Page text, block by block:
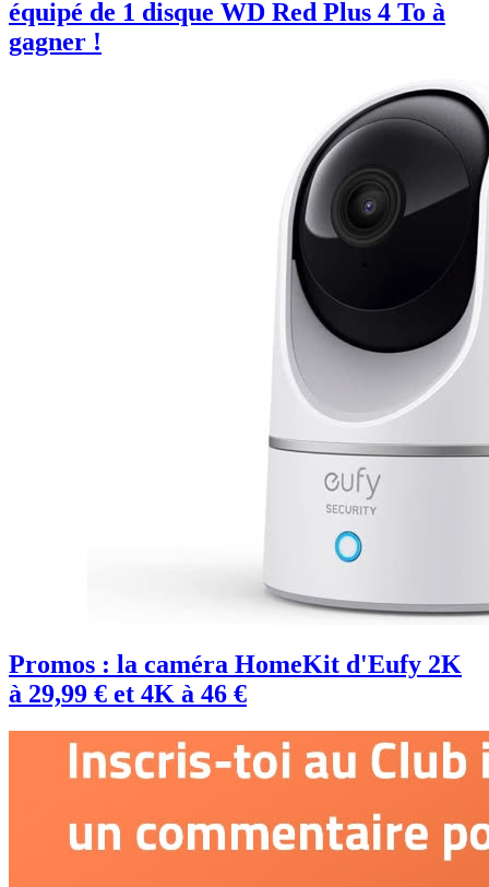
équipé de 1 disque WD Red Plus 4 To à
gagner !
Promos : la caméra HomeKit d'Eufy 2K
à 29,99 € et 4K à 46 €